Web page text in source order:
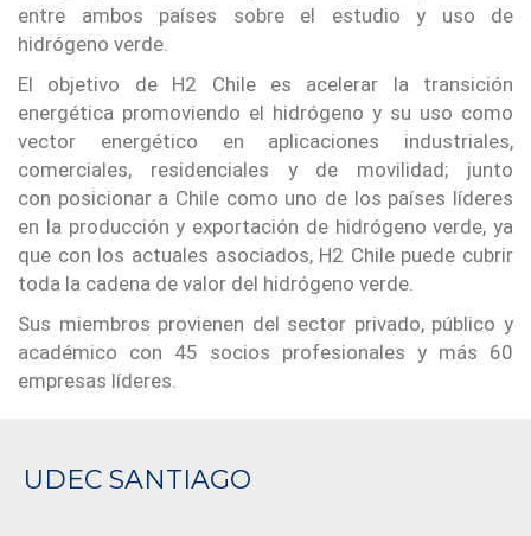
entre ambos países sobre el estudio y uso de
hidrógeno verde.
El objetivo de H2 Chile es acelerar la transición
energética promoviendo el hidrógeno y su uso como
vector energético en aplicaciones industriales,
comerciales, residenciales y de movilidad; junto
con posicionar a Chile como uno de los países líderes
en la producción y exportación de hidrógeno verde, ya
que con los actuales asociados, H2 Chile puede cubrir
toda la cadena de valor del hidrógeno verde.
Sus miembros provienen del sector privado, público y
académico con 45 socios profesionales y más 60
empresas líderes.
UDEC SANTIAGO